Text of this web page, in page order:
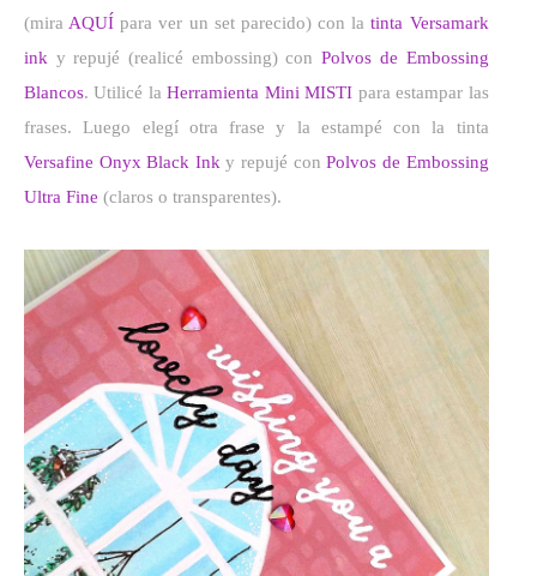
(miraAQUÍ para ver un set parecido) con latinta Versamark
ink y repujé (realicé embossing) conPolvos de Embossing
Blancos. Utilicé laHerramienta Mini MISTI para estampar las
frases. Luego elegí otra frase y la estampé con la tinta
Versafine Onyx Black Inky repujé conPolvos de Embossing
Ultra Fine (claros o transparentes).